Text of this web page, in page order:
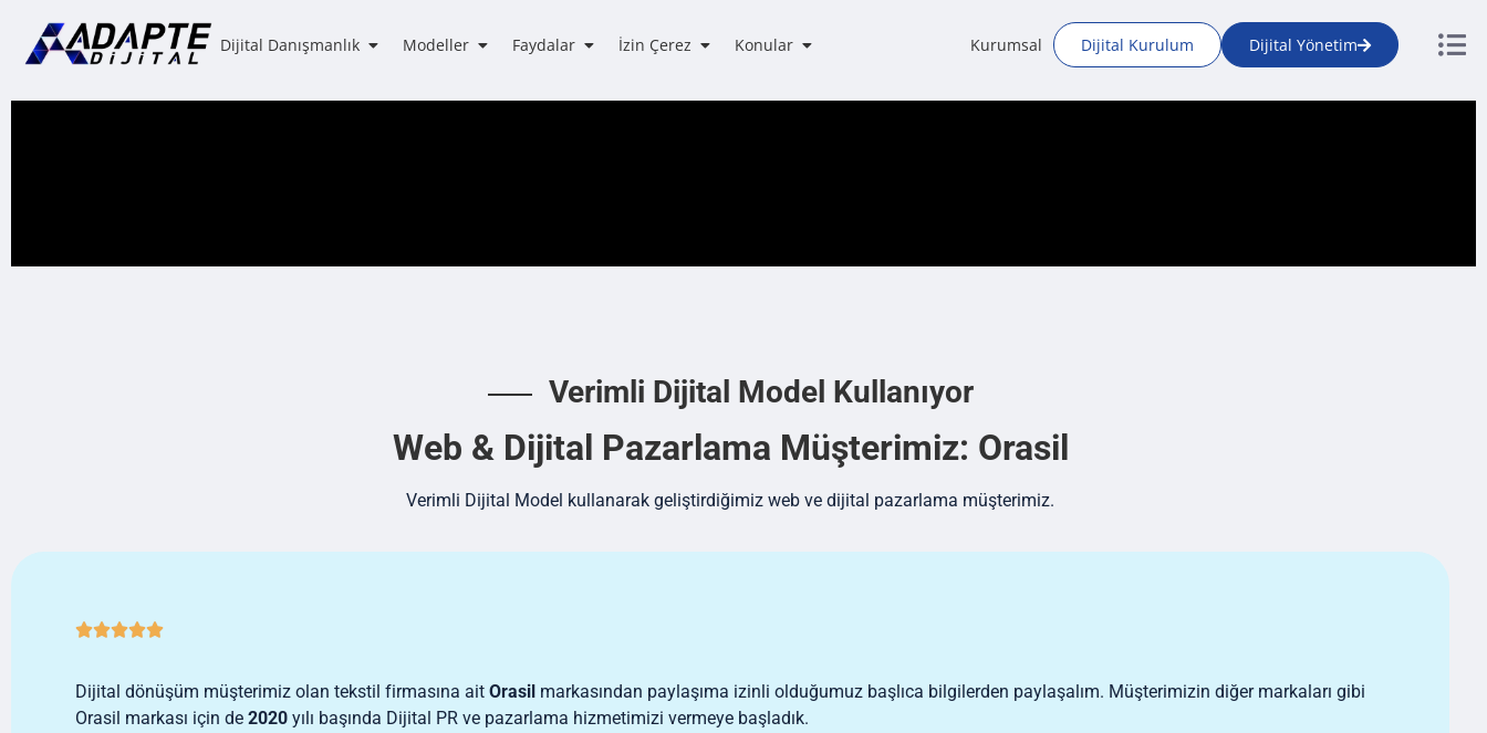
Dijital Danışmanlık Modeller Faydalar İzin Çerez Konular Kurumsal Dijital Kurulum Dijital Yönetim
Verimli Dijital Model Kullanıyor
Web & Dijital Pazarlama Müşterimiz: Orasil
Verimli Dijital Model kullanarak geliştirdiğimiz web ve dijital pazarlama müşterimiz.

Dijital dönüşüm müşterimiz olan tekstil firmasına ait Orasil markasından paylaşıma izinli olduğumuz başlıca bilgilerden paylaşalım. Müşterimizin diğer markaları gibi
Orasil markası için de 2020 yılı başında Dijital PR ve pazarlama hizmetimizi vermeye başladık.